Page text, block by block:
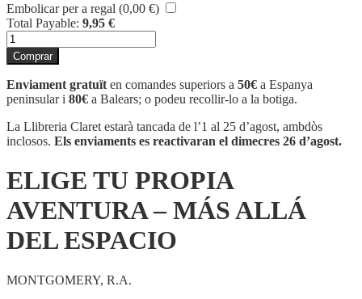
Embolicar per a regal (0,00 €)
Total Payable: 9,95 €
quantitat
de
ELIGE
TU
PROPIA
AVENTURA
-
MÁS
ESPACIO
Comprar
Enviament gratuït en comandes superiors a 50€ a Espanya
peninsular i 80€ a Balears; o podeu recollir-lo a la botiga.
La Llibreria Claret estarà tancada de l’1 al 25 d’agost, ambdòs
inclosos. Els enviaments es reactivaran el dimecres 26 d’agost.
ELIGE TU PROPIA
AVENTURA – MÁS ALLÁ
DEL ESPACIO
MONTGOMERY, R.A.